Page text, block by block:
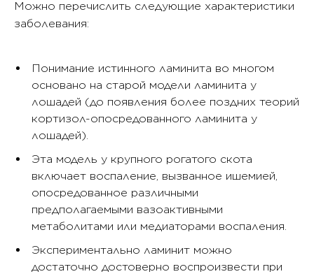
Можно перечислить следующие характеристики
заболевания:
Понимание истинного ламинита во многом
основано на старой модели ламинита у
лошадей (до появления более поздних теорий
кортизол-опосредованного ламинита у
лошадей).
Эта модель у крупного рогатого скота
включает воспаление, вызванное ишемией,
опосредованное различными
предполагаемыми вазоактивными
метаболитами или медиаторами воспаления.
Экспериментально ламинит можно
достаточно достоверно воспроизвести при